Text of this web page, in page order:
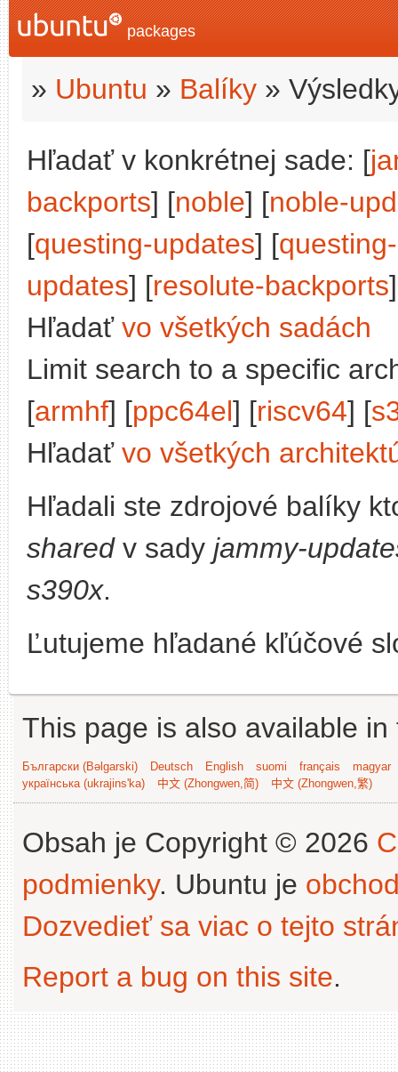
packages
» Ubuntu » Balíky »
Hľadať v konkrétnej sade: [
backports] [noble] [noble-
[questing-updates] [
updates] [resolute-backports
Hľadať vo všetkých sadách
Limit search to a specific
[armhf] [ppc64el] [riscv64] [
Hľadať vo všetkých
Hľadali ste zdrojové balíky
sharedv sady jammy-
s390x.
Ľutujeme hľadané kľúčové
This page is also available
Български (Bəlgarski) Deutsch English suomi français
magyar
українська (ukrajins'ka)
中文 (Zhongwen,简) 中文 (Zhongwen,繁)
Obsah je Copyright © 2026
podmienky. Ubuntu je
Dozvedieť sa viac o tejto
Report a bug on this site.